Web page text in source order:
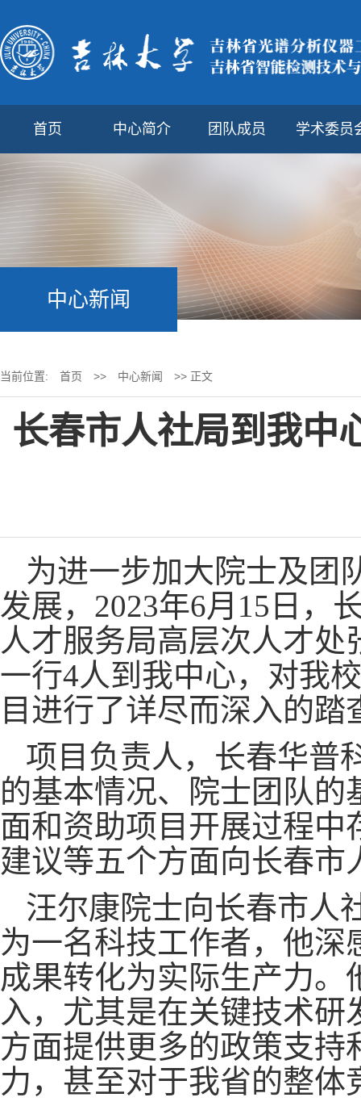
首页 中心简介 团队成员 学术委员
中心新闻
当前位置: 首页 >> 中心新闻 >> 正文
长春市人社局到我中
为进一步加大院士及团
发展，2023年6月15日，
人才服务局高层次人才
一行4人到我中心，对我
目进行了详尽而深入的踏
项目负责人，长春华普
的基本情况、院士团队
面和资助项目开展过程中
建议等五个方面向长春
汪尔康院士向长春市人
为一名科技工作者，他
成果转化为实际生产力
入，尤其是在关键技术
方面提供更多的政策支
力，甚至对于我省的整